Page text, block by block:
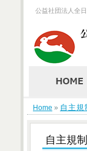
公益社団法人全
Home » 自主規
自主規